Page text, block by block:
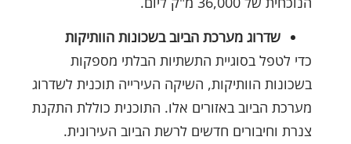
שדרוג מערכת הביוב בשכונות הוותיקות
כדי לטפל בסוגיית התשתיות הבלתי מספקות
בשכונות הוותיקות, השיקה העירייה תוכנית לשדרוג
מערכת הביוב באזורים אלו. התוכנית כוללת התקנת
צנרת וחיבורים חדשים לרשת הביוב העירונית.